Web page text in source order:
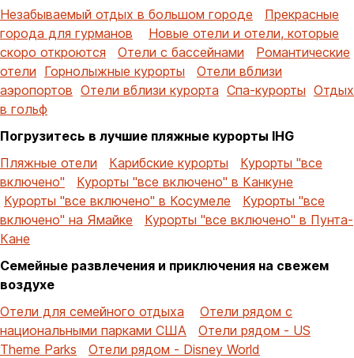
Незабываемый отдых в большом городе
Прекрасные
города для гурманов
Новые отели и отели, которые
скоро откроются
Отели с бассейнами
Романтические
отели Горнолыжные курорты
Отели вблизи
аэропортов Отели вблизи курорта Спа-курорты Отдых
в гольф
Погрузитесь в лучшие пляжные курорты IHG
Пляжные отели
Карибские курорты
Курорты "все
включено"
Курорты "все включено" в Канкуне
Курорты "все включено" в Косумеле
Курорты "все
включено" на Ямайке
Курорты "все включено" в Пунта-
Кане
Семейные развлечения и приключения на свежем
воздухе
Отели для семейного отдыха
Отели рядом с
национальными парками США
Отели рядом - US
Theme Parks
Отели рядом - Disney World